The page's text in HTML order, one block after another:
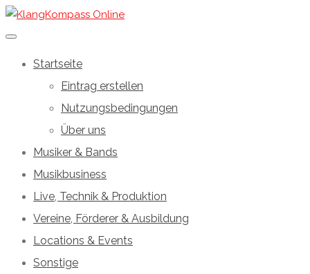
Startseite
Eintrag erstellen
Nutzungsbedingungen
Über uns
Musiker & Bands
Musikbusiness
Live, Technik & Produktion
Vereine, Förderer & Ausbildung
Locations & Events
Sonstige